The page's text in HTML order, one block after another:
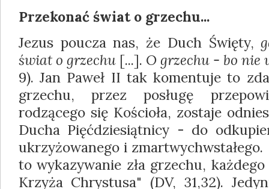
Przekonać świat o grzechu...
Jezus poucza nas, że Duch Święty,
świat o grzechu [...]. O grzechu - bo nie
9). Jan Paweł II tak komentuje to
grzechu, przez posługę
rodzącego się Kościoła, zostaje
Ducha Pięćdziesiątnicy - do
ukrzyżowanego i
to wykazywanie zła grzechu,
Krzyża Chrystusa" (DV, 31,32).